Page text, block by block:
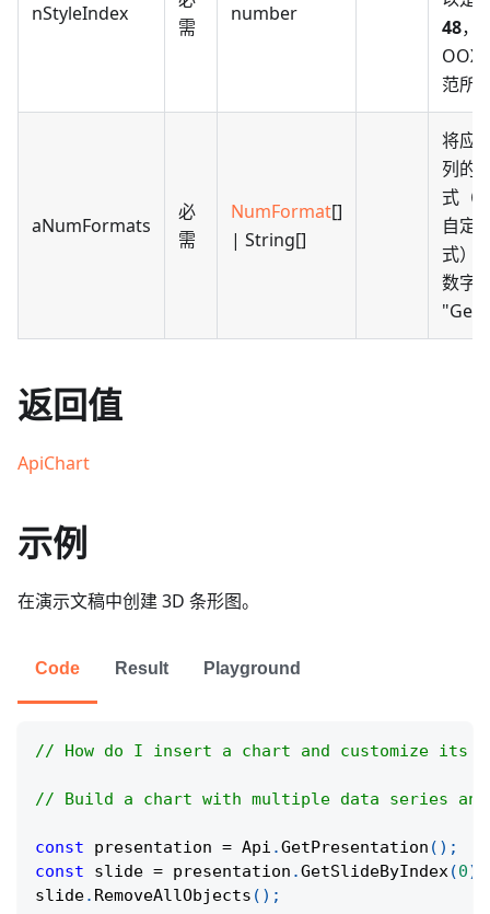
nStyleIndex
需
number
48，
范所
aNumFormats
必
需
NumFormat[]
| String[]
将应
列的
式（
自定
式）
数字
返回值
ApiChart
示例
在演示文稿中创建 3D 条形图。
Code Result Playground
// How do I insert a chart and customize its
// Build a chart with multiple data series
const presentation = Api .GetPresentation ( ) ;
const slide = presentation .GetSlideByIndex(0)
slide. RemoveAllObjects ( ) ;